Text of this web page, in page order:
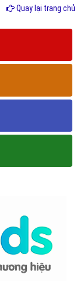
Quay lại trang chủ